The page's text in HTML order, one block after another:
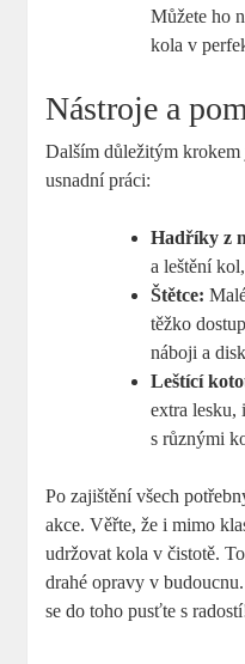
Můžete ho
kola v
Nástroje a
Dalším důležitým krokem
usnadní práci:
Hadříky z
a leštění
Štětce:
těžko
náboji a
Leštící
extra lesku,
s různými
Po zajištění všech
akce. Věřte, že i mimo
udržovat kola v čistotě.
drahé opravy v
se do toho pusťte s